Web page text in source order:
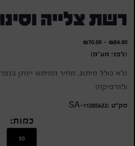
רשת צלייה
₪84.00
-
₪70.00
(לפני מע"מ)
(לא כולל מיתוג, מחיר המיתוג יינתן
ולגרפיקה)
מק״ט :SA-11285622
כמות: